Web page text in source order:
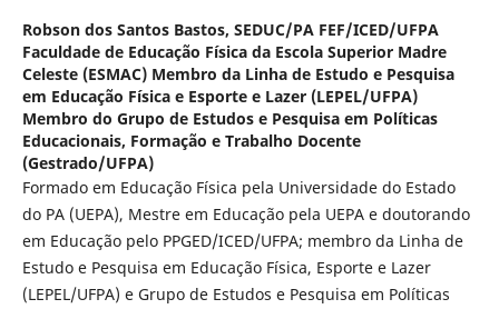
Robson dos Santos Bastos, SEDUC/PA FEF/ICED/UFPA
Faculdade de Educação Física da Escola Superior Madre
Celeste (ESMAC) Membro da Linha de Estudo e Pesquisa
em Educação Física e Esporte e Lazer (LEPEL/UFPA)
Membro do Grupo de Estudos e Pesquisa em Políticas
Educacionais, Formação e Trabalho Docente
(Gestrado/UFPA)
Formado em Educação Física pela Universidade do Estado
do PA (UEPA), Mestre em Educação pela UEPA e doutorando
em Educação pelo PPGED/ICED/UFPA; membro da Linha de
Estudo e Pesquisa em Educação Física, Esporte e Lazer
(LEPEL/UFPA) e Grupo de Estudos e Pesquisa em Políticas